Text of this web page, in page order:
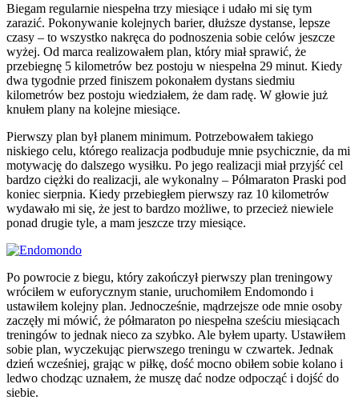
Biegam regularnie niespełna trzy miesiące i udało mi się tym
zarazić. Pokonywanie kolejnych barier, dłuższe dystanse, lepsze
czasy – to wszystko nakręca do podnoszenia sobie celów jeszcze
wyżej. Od marca realizowałem plan, który miał sprawić, że
przebiegnę 5 kilometrów bez postoju w niespełna 29 minut. Kiedy
dwa tygodnie przed finiszem pokonałem dystans siedmiu
kilometrów bez postoju wiedziałem, że dam radę. W głowie już
knułem plany na kolejne miesiące.
Pierwszy plan był planem minimum. Potrzebowałem takiego
niskiego celu, którego realizacja podbuduje mnie psychicznie, da mi
motywację do dalszego wysiłku. Po jego realizacji miał przyjść cel
bardzo ciężki do realizacji, ale wykonalny – Półmaraton Praski pod
koniec sierpnia. Kiedy przebiegłem pierwszy raz 10 kilometrów
wydawało mi się, że jest to bardzo możliwe, to przecież niewiele
ponad drugie tyle, a mam jeszcze trzy miesiące.
Po powrocie z biegu, który zakończył pierwszy plan treningowy
wróciłem w euforycznym stanie, uruchomiłem Endomondo i
ustawiłem kolejny plan. Jednocześnie, mądrzejsze ode mnie osoby
zaczęły mi mówić, że półmaraton po niespełna sześciu miesiącach
treningów to jednak nieco za szybko. Ale byłem uparty. Ustawiłem
sobie plan, wyczekując pierwszego treningu w czwartek. Jednak
dzień wcześniej, grając w piłkę, dość mocno obiłem sobie kolano i
ledwo chodząc uznałem, że muszę dać nodze odpocząć i dojść do
siebie.